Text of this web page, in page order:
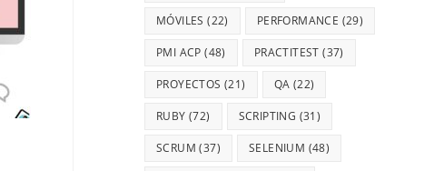
MÓVILES (22) PERFORMANCE (29)
PMI ACP (48) PRACTITEST (37)
PROYECTOS (21) QA (22)
RUBY (72) SCRIPTING (31)
SCRUM (37) SELENIUM (48)